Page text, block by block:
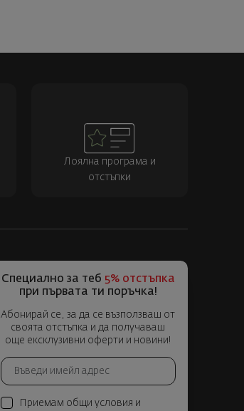
Лоялна програма и
отстъпки
Специално за теб 5% отстъпка
при първата ти поръчка!
Абонирай се, за да се възползваш от
своята отстъпка и да получаваш
още ексклузивни оферти и новини!
Приемам общи условия и